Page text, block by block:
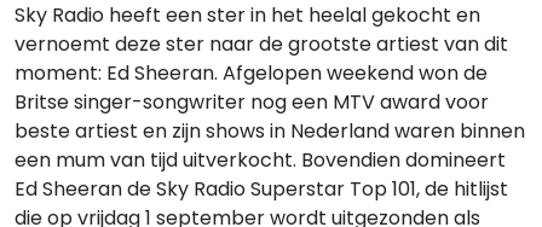
Sky Radio heeft een ster in het heelal gekocht en
vernoemt deze ster naar de grootste artiest van dit
moment: Ed Sheeran. Afgelopen weekend won de
Britse singer-songwriter nog een MTV award voor
beste artiest en zijn shows in Nederland waren binnen
een mum van tijd uitverkocht. Bovendien domineert
Ed Sheeran de Sky Radio Superstar Top 101, de hitlijst
die op vrijdag 1 september wordt uitgezonden als